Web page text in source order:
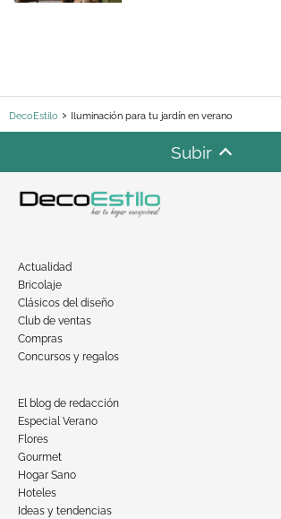
DecoEstilo Iluminación para tu jardín en verano
Subir
Actualidad
Bricolaje
Clásicos del diseño
Club de ventas
Compras
Concursos y regalos
El blog de redacción
Especial Verano
Flores
Gourmet
Hogar Sano
Hoteles
Ideas y tendencias